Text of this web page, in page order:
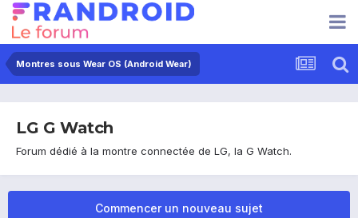
Montres sous Wear OS (Android Wear)
LG G Watch
Forum dédié à la montre connectée de LG, la G Watch.
Commencer un nouveau sujet